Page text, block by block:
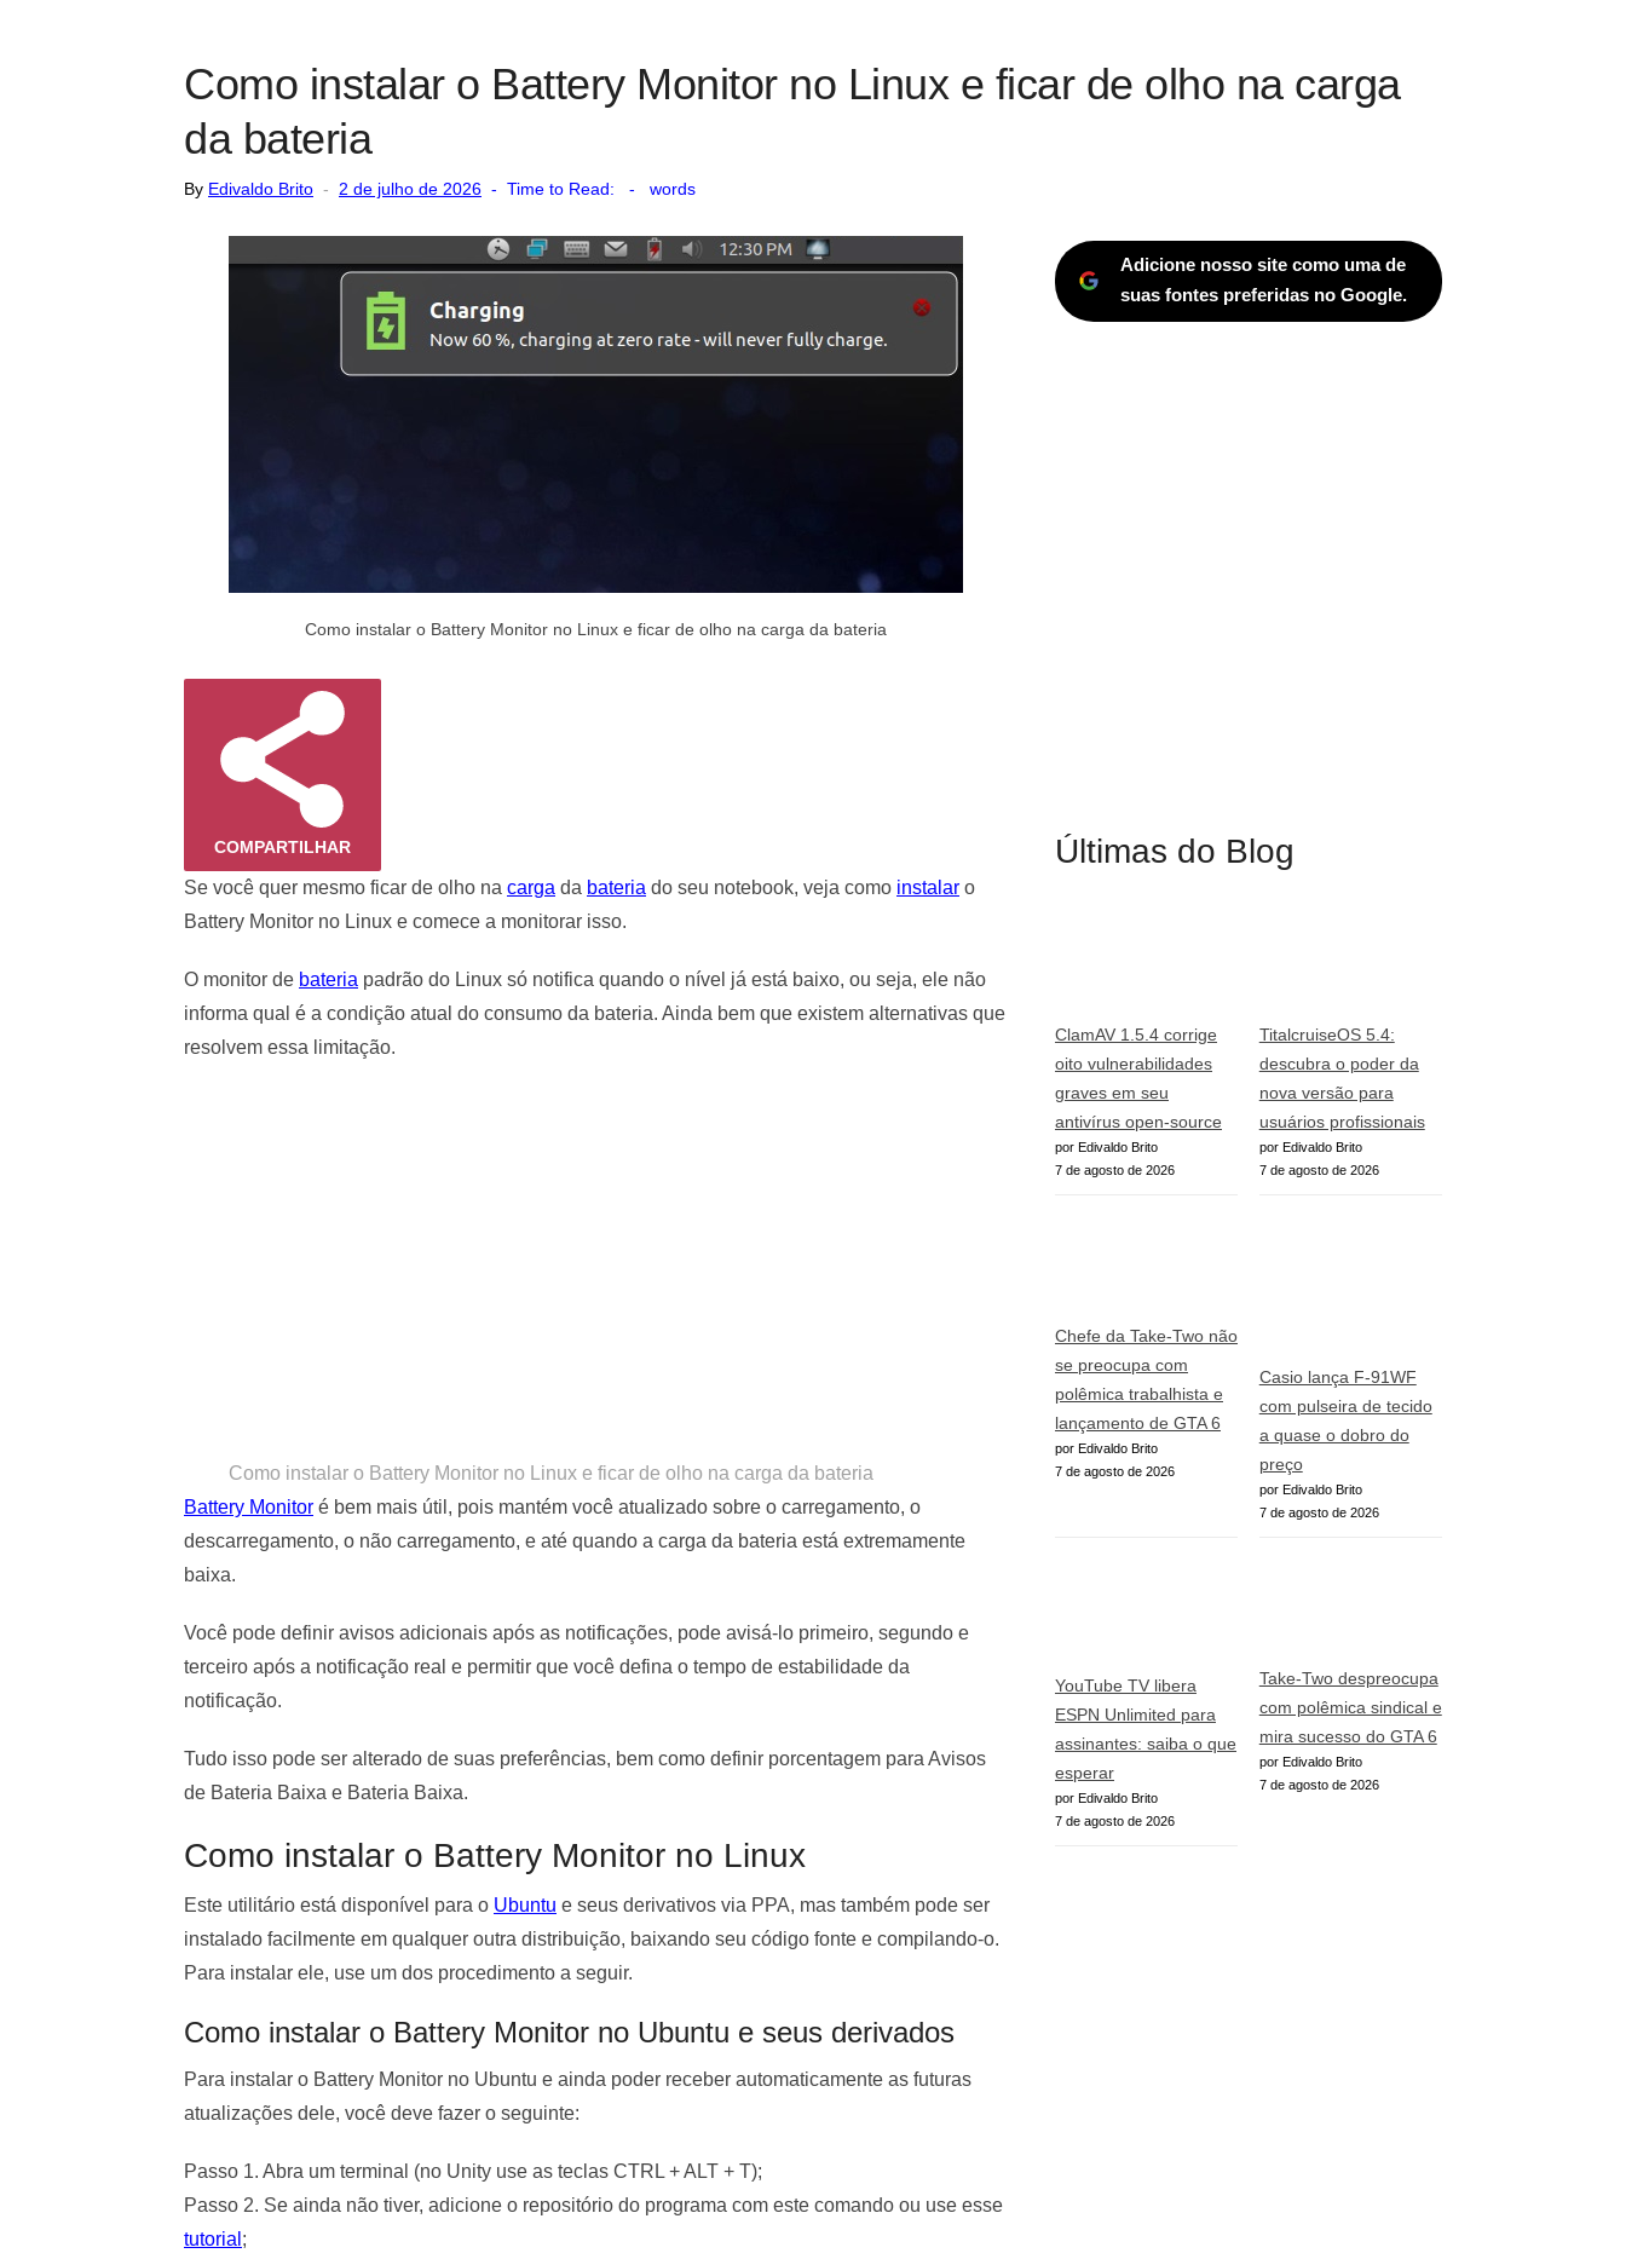
Como instalar o Battery Monitor no Linux e ficar de olho na carga
da bateria
By Edivaldo Brito
Posted
2 de julho de 2026 Time to Read: - words
Como instalar o Battery Monitor no Linux e ficar de olho na carga da bateria
COMPARTILHAR
Se você quer mesmo ficar de olho na carga da bateria do seu notebook, veja como instalar o
Battery Monitor no Linux e comece a monitorar isso.
O monitor de bateria padrão do Linux só notifica quando o nível já está baixo, ou seja, ele não
informa qual é a condição atual do consumo da bateria. Ainda bem que existem alternativas que
resolvem essa limitação.
Como instalar o Battery Monitor no Linux e ficar de olho na carga da bateria
Battery Monitor é bem mais útil, pois mantém você atualizado sobre o carregamento, o
descarregamento, o não carregamento, e até quando a carga da bateria está extremamente
baixa.
Você pode definir avisos adicionais após as notificações, pode avisá-lo primeiro, segundo e
terceiro após a notificação real e permitir que você defina o tempo de estabilidade da
notificação.
Tudo isso pode ser alterado de suas preferências, bem como definir porcentagem para Avisos
de Bateria Baixa e Bateria Baixa.
Como instalar o Battery Monitor no Linux
Este utilitário está disponível para o Ubuntu e seus derivativos via PPA, mas também pode ser
instalado facilmente em qualquer outra distribuição, baixando seu código fonte e compilando-o.
Para instalar ele, use um dos procedimento a seguir.
Como instalar o Battery Monitor no Ubuntu e seus derivados
Para instalar o Battery Monitor no Ubuntu e ainda poder receber automaticamente as futuras
atualizações dele, você deve fazer o seguinte:
Passo 1. Abra um terminal (no Unity use as teclas CTRL + ALT + T);
Passo 2. Se ainda não tiver, adicione o repositório do programa com este comando ou use esse
tutorial ;
Adicione nosso site como uma de
suas fontes preferidas no Google.
Últimas do Blog
ClamAV 1.5.4 corrige
oito vulnerabilidades
graves em seu
antivírus open-source
por Edivaldo Brito
7 de agosto de 2026
TitalcruiseOS 5.4:
descubra o poder da
nova versão para
usuários profissionais
por Edivaldo Brito
7 de agosto de 2026
Chefe da Take-Two não
se preocupa com
polêmica trabalhista e
lançamento de GTA 6
por Edivaldo Brito
7 de agosto de 2026
Casio lança F-91WF
com pulseira de tecido
a quase o dobro do
preço
por Edivaldo Brito
7 de agosto de 2026
YouTube TV libera
ESPN Unlimited para
assinantes: saiba o que
esperar
por Edivaldo Brito
7 de agosto de 2026
Take-Two despreocupa
com polêmica sindical e
mira sucesso do GTA 6
por Edivaldo Brito
7 de agosto de 2026